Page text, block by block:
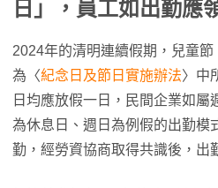
日」，員工如出勤應
2024年的清明連續假期，兒童
為〈紀念日及節日實施辦法〉中
日均應放假一日，民間企業如屬
為休息日、週日為例假的出勤模
勤，經勞資協商取得共識後，出